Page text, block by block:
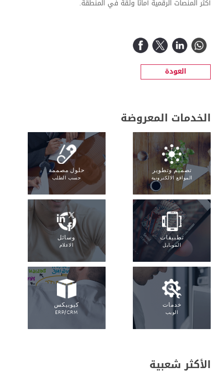
أكثر المنصات الرقمية أمانًا وثقةً في المنطقة.
العودة
الخدمات المعروضة
تصميم وتطوير
المواقع الالكترونية
حلول مصممة
حسب الطلب
تطبيقات
الموبايل
وسائل
الاعلام
خدمات
الويب
كيوبيكس
ERP/CRM
الأكثر شعبية